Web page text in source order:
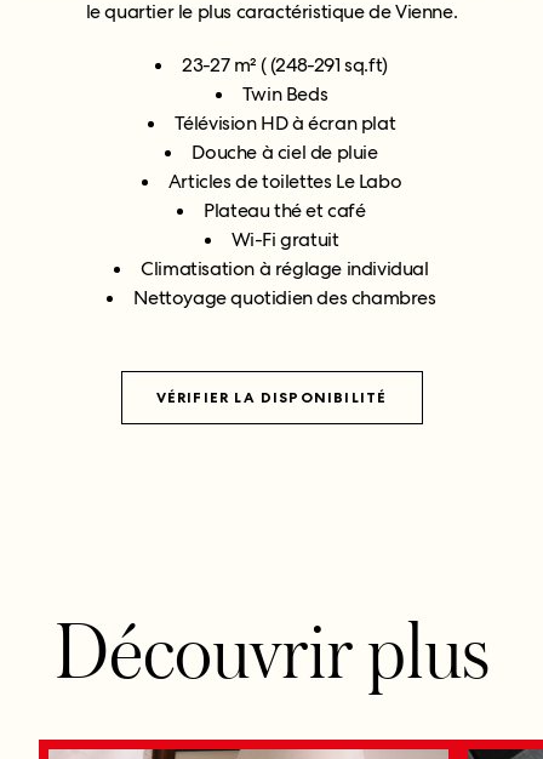
le quartier le plus caractéristique de Vienne.
23-27 m² ( (248-291 sq.ft)
Twin Beds
Télévision HD à écran plat
Douche à ciel de pluie
Articles de toilettes Le Labo
Plateau thé et café
Wi-Fi gratuit
Climatisation à réglage individual
Nettoyage quotidien des chambres
VÉRIFIER LA DISPONIBILITÉ
Découvrir plus